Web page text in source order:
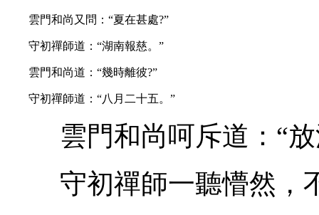
雲門和尚又問：“夏在甚處?”
守初禪師道：“湖南報慈。”
雲門和尚道：“幾時離彼?”
守初禪師道：“八月二十五。”
雲門和尚呵斥道：“放
守初禪師一聽懵然，